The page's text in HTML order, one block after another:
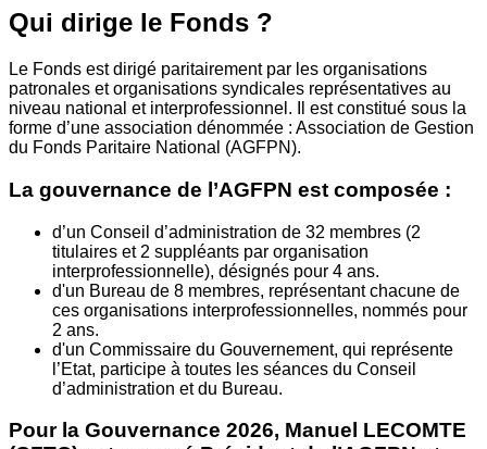
Qui dirige le Fonds ?
Le Fonds est dirigé paritairement par les organisations
patronales et organisations syndicales représentatives au
niveau national et interprofessionnel. Il est constitué sous la
forme d’une association dénommée : Association de Gestion
du Fonds Paritaire National (AGFPN).
La gouvernance de l’AGFPN est composée :
d’un Conseil d’administration de 32 membres (2
titulaires et 2 suppléants par organisation
interprofessionnelle), désignés pour 4 ans.
d'un Bureau de 8 membres, représentant chacune de
ces organisations interprofessionnelles, nommés pour
2 ans.
d'un Commissaire du Gouvernement, qui représente
l’Etat, participe à toutes les séances du Conseil
d’administration et du Bureau.
Pour la Gouvernance 2026, Manuel LECOMTE